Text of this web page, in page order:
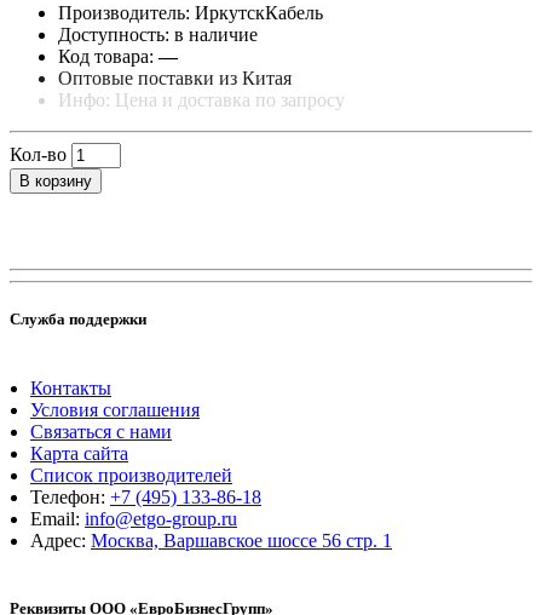
Производитель: ИркутскКабель
Доступность: в наличие
Код товара:—
Оптовые поставки из Китая
Инфо: Цена и доставка по запросу
Кол-во
В корзину
Служба поддержки
Контакты
Условия соглашения
Связаться с нами
Карта сайта
Список производителей
Телефон: +7 (495) 133-86-18
Email: info@etgo-group.ru
Адрес: Москва, Варшавское шоссе 56 стр. 1
Реквизиты ООО «ЕвроБизнесГрупп»